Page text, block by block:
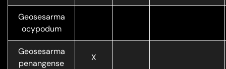
Geosesarma
ocypodum
Geosesarma
penangense
X